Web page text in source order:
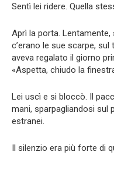
Sentì lei ridere. Quella
Aprì la porta. Lentamente,
c’erano le sue scarpe,
aveva regalato il giorno
«Aspetta, chiudo la
Lei uscì e si bloccò. Il
mani, sparpagliandosi sul
estranei.
Il silenzio era più forte di